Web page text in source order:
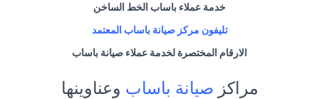
خدمة عملاء باساب الخط الساخن
تليفون مركز صيانةباساب المعتمد
الارقام المختصرة لخدمة عملاء صيانة باساب
مراكز صيانة باساب وعناوينها